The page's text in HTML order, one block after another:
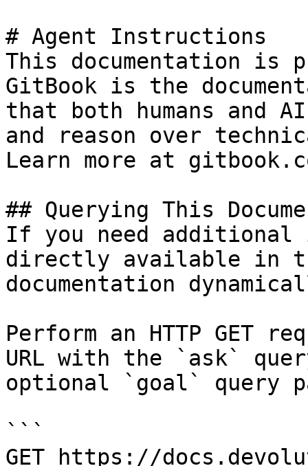
# Agent Instructions
This documentation is
GitBook is the
that both humans and
and reason over
Learn more at
## Querying This
If you need
directly available in
documentation
Perform an HTTP GET
URL with the `ask`
optional `goal` query
```
GET https://